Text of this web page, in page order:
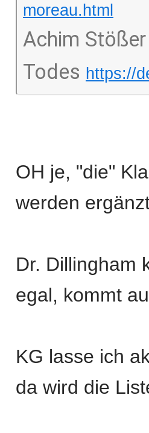
moreau.html
Achim
Todes https://
OH je, "die"
werden
Dr. Dillingham
egal, kommt
KG lasse ich
da wird die